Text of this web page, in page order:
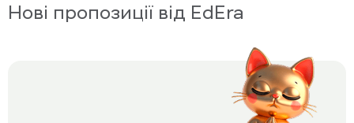
Нові пропозиції від EdEra